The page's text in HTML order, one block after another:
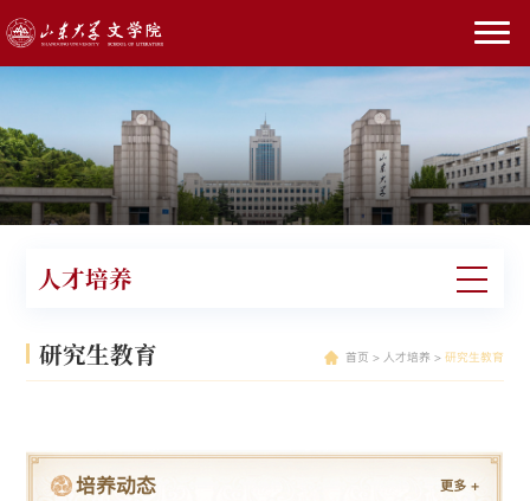
人才培养
研究生教育 首页 > 人才培养 > 研究生教育
培养动态 更多+